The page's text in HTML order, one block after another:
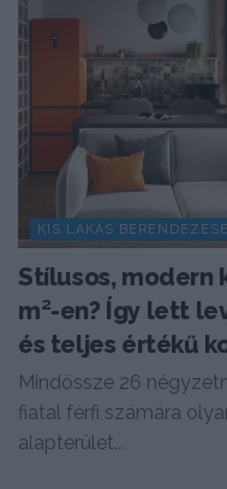
KIS LAKÁS BERENDEZÉSE
Stílusos, modern
m²-en? Így lett
és teljes értékű
Mindössze 26
fiatal férfi számára
alapterület...